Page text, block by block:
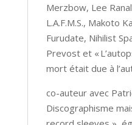
Merzbow, Lee
L.A.F.M.S., Makoto
Furudate, Nihilist
Prevost et «
mort était due à
co-auteur avec
Discographisme